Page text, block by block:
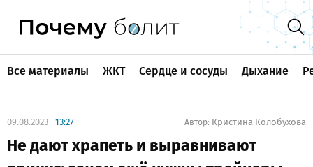
Все материалы ЖКТ Сердце и сосуды Дыхание
09.08.2023 13:27 Автор: Кристина Колобухова
Не дают храпеть и выравнивают